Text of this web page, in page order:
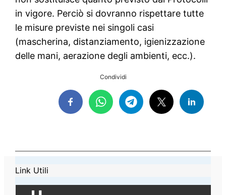
in vigore. Perciò si dovranno rispettare tutte
le misure previste nei singoli casi
(mascherina, distanziamento, igienizzazione
delle mani, aerazione degli ambienti, ecc.).
Condividi
Link Utili